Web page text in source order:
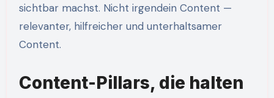
sichtbar machst. Nicht irgendein Content —
relevanter, hilfreicher und unterhaltsamer
Content.
Content-Pillars, die halten